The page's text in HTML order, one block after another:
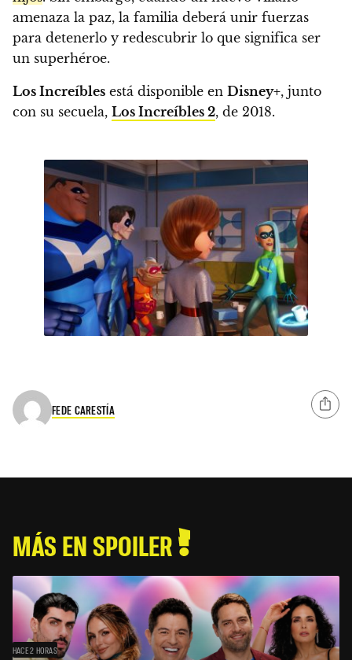
amenaza la paz, la familia deberá unir fuerzas
para detenerlo y redescubrir lo que significa ser
un superhéroe.
Los Increíbles está disponible en Disney+, junto
con su secuela, Los Increíbles 2, de 2018.
FEDE CARESTÍA
MÁS EN SPOILER
HACE 2 HORAS